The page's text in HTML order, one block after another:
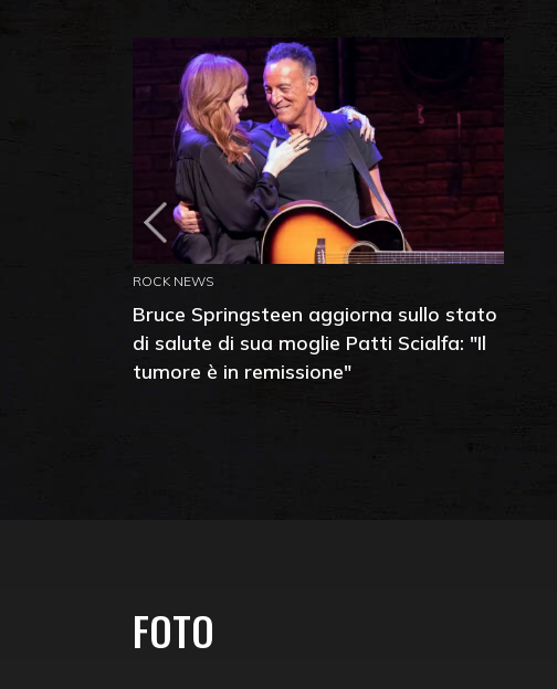
ROCK NEWS
Bruce Springsteen aggiorna sullo stato
di salute di sua moglie Patti Scialfa: "Il
tumore è in remissione"
FOTO